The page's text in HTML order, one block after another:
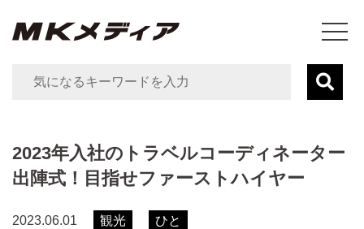
2023年入社のトラベルコーディネーター
出陣式！目指せファーストハイヤー
2023.06.01 観光 ひと